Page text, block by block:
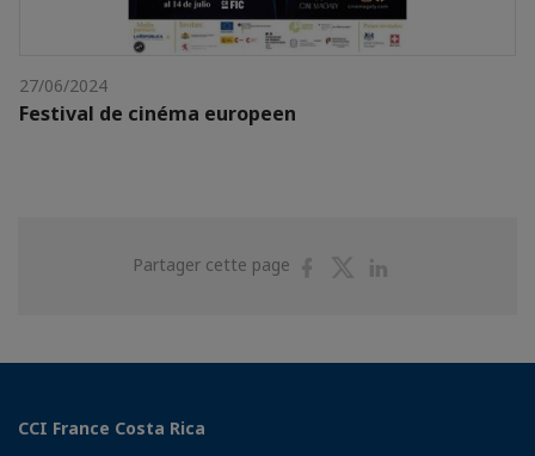
27/06/2024
Festival de cinéma europeen
Partager cette page
PartagerPartager
CCI France Costa Rica